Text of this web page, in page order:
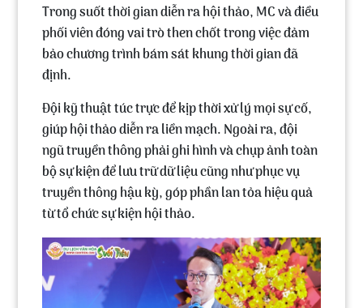
Trong suốt thời gian diễn ra hội thảo, MC và điều
phối viên đóng vai trò then chốt trong việc đảm
bảo chương trình bám sát khung thời gian đã
định.
Đội kỹ thuật túc trực để kịp thời xử lý mọi sự cố,
giúp hội thảo diễn ra liền mạch. Ngoài ra, đội
ngũ truyền thông phải ghi hình và chụp ảnh toàn
bộ sự kiện để lưu trữ dữ liệu cũng như phục vụ
truyền thông hậu kỳ, góp phần lan tỏa hiệu quả
từ tổ chức sự kiện hội thảo.